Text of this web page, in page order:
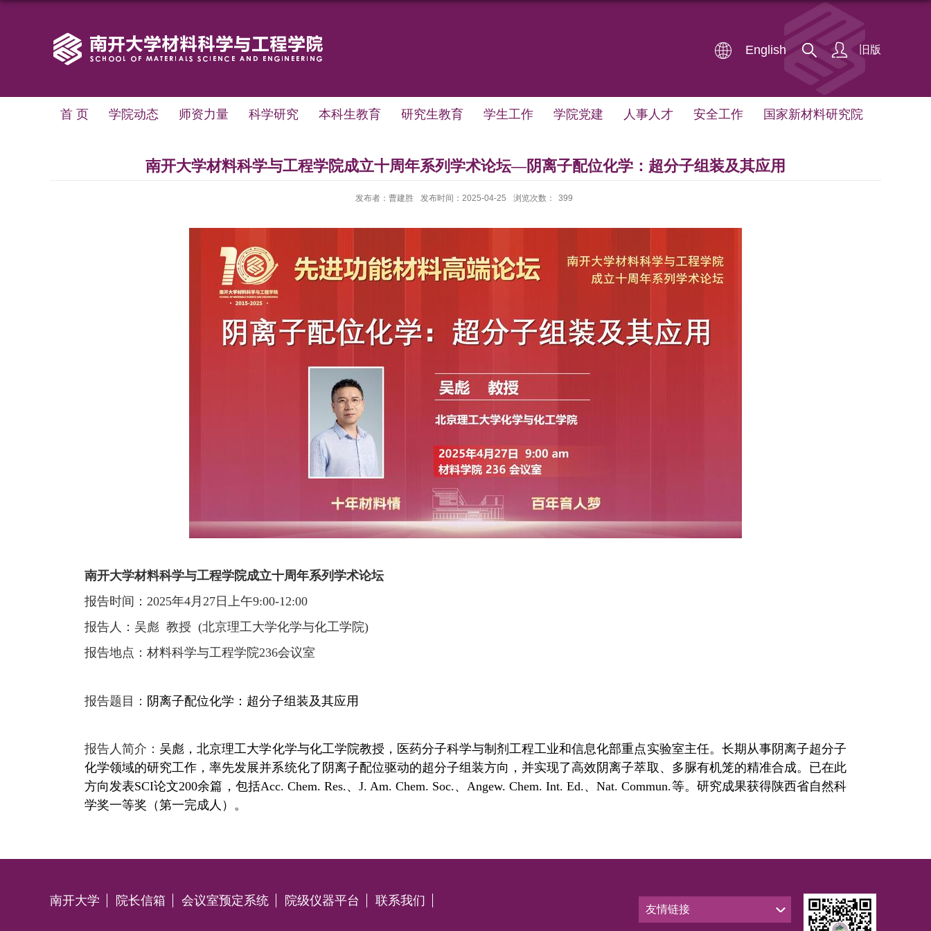
English 旧版
首 页 学院动态 师资力量 科学研究 本科生教育 研究生教育 学生工作 学院党建 人事人才 安全工作 国家新材料研究院
南开大学材料科学与工程学院成立十周年系列学术论坛—阴离子配位化学：超分子组装及其应用
发布者：曹建胜 发布时间：2025-04-25 浏览次数： 399
南开大学材料科学与工程学院成立十周年系列学术论坛
报告时间： 2025年4月27日上午9:00-12:00
报告人：吴彪 教授 (北京理工大学化学与化工学院)
报告地点：材料科学与工程学院236会议室
报告题目： 阴离子配位化学：超分子组装及其应用
报告人简介： 吴彪，北京理工大学化学与化工学院教授， 医药分子科学与制剂工程工业和信息化部重点实验室主任。长期从事阴离子超分子
化学领域的研究工作，率先发展并系统化了阴离子配位驱动的超分子组装方向， 并实现了高效阴离子萃取、多脲有机笼的精准合成。已在此
方向发表SCI论文200余篇，包括Acc. Chem. Res.、 J. Am. Chem. Soc.、Angew. Chem. Int. Ed.、Nat. Commun.等。研究成果获得陕西省自然科
学奖一等奖（第一完成人）。
南开大学 院长信箱 会议室预定系统 院级仪器平台 联系我们
友情链接